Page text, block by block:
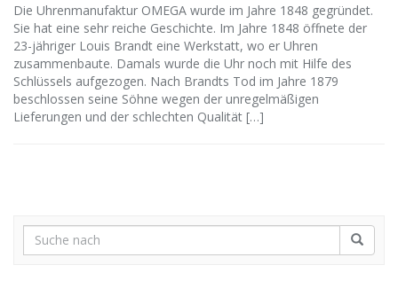
Die Uhrenmanufaktur OMEGA wurde im Jahre 1848 gegründet.
Sie hat eine sehr reiche Geschichte. Im Jahre 1848 öffnete der
23-jähriger Louis Brandt eine Werkstatt, wo er Uhren
zusammenbaute. Damals wurde die Uhr noch mit Hilfe des
Schlüssels aufgezogen. Nach Brandts Tod im Jahre 1879
beschlossen seine Söhne wegen der unregelmäßigen
Lieferungen und der schlechten Qualität […]